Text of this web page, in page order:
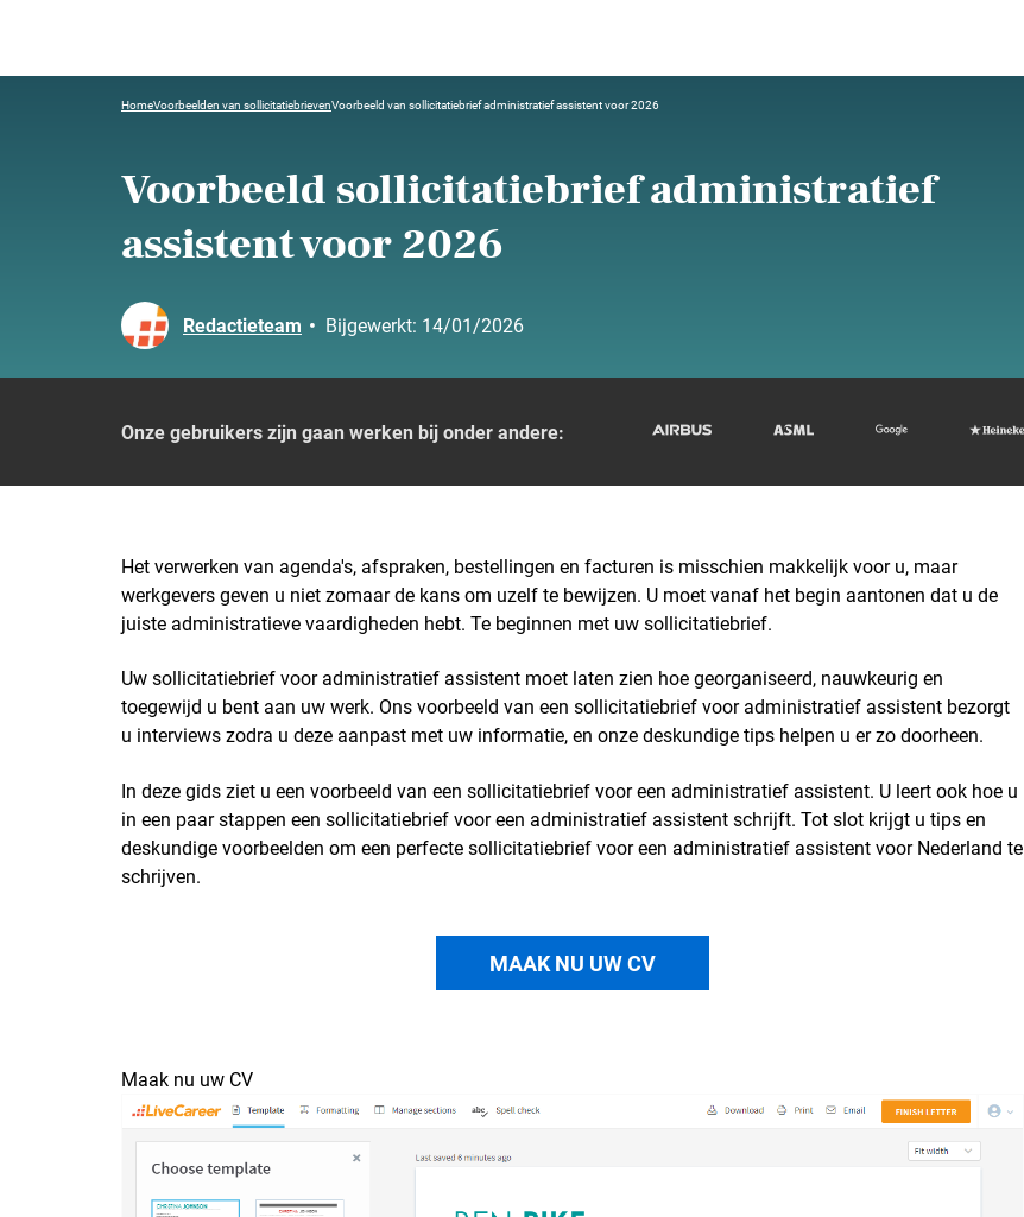
HomeVoorbeelden van sollicitatiebrievenVoorbeeld van sollicitatiebrief administratief assistent voor 2026
Voorbeeld sollicitatiebrief administratief
assistent voor 2026
Redactieteam • Bijgewerkt: 14/01/2026
Onze gebruikers zijn gaan werken bij onder andere:
Het verwerken van agenda's, afspraken, bestellingen en facturen is misschien makkelijk voor u, maar
werkgevers geven u niet zomaar de kans om uzelf te bewijzen. U moet vanaf het begin aantonen dat u de
juiste administratieve vaardigheden hebt. Te beginnen met uw sollicitatiebrief.
Uw sollicitatiebrief voor administratief assistent moet laten zien hoe georganiseerd, nauwkeurig en
toegewijd u bent aan uw werk. Ons voorbeeld van een sollicitatiebrief voor administratief assistent bezorgt
u interviews zodra u deze aanpast met uw informatie, en onze deskundige tips helpen u er zo doorheen.
In deze gids ziet u een voorbeeld van een sollicitatiebrief voor een administratief assistent. U leert ook hoe u
in een paar stappen een sollicitatiebrief voor een administratief assistent schrijft. Tot slot krijgt u tips en
deskundige voorbeelden om een perfecte sollicitatiebrief voor een administratief assistent voor Nederland te
schrijven.
MAAK NU UW CV
Maak nu uw CV